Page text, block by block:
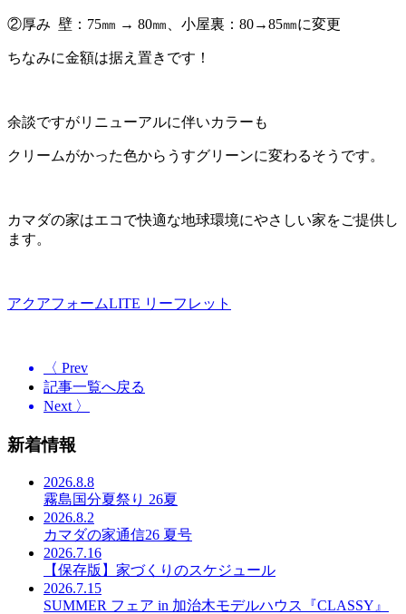
②厚み 壁：75㎜ → 80㎜、小屋裏：80→85㎜に変更
ちなみに金額は据え置きです！
余談ですがリニューアルに伴いカラーも
クリームがかった色からうすグリーンに変わるそうです。
カマダの家はエコで快適な地球環境にやさしい家をご提供し
ます。
アクアフォームLITE リーフレット
〈 Prev
記事一覧へ戻る
Next 〉
新着情報
2026.8.8
霧島国分夏祭り 26夏
2026.8.2
カマダの家通信26 夏号
2026.7.16
【保存版】家づくりのスケジュール
2026.7.15
SUMMER フェア in 加治木モデルハウス『CLASSY』